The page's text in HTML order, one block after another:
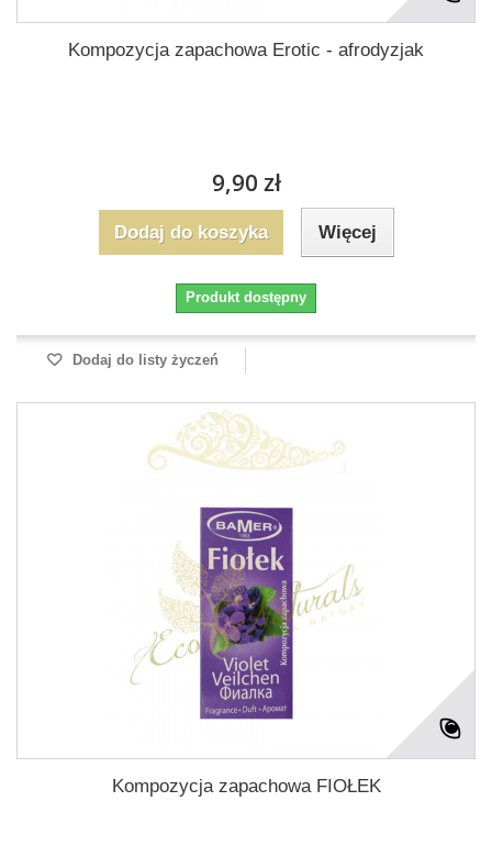
Kompozycja zapachowa Erotic - afrodyzjak
9,90 zł
Dodaj do koszyka Więcej
Produkt dostępny
Dodaj do listy życzeń
Kompozycja zapachowa FIOŁEK